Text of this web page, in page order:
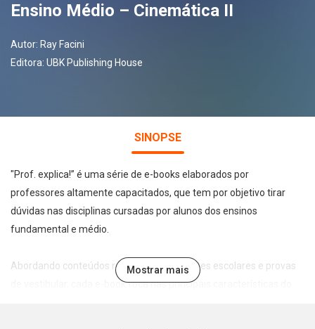
Ensino Médio – Cinemática II
Autor: Ray Facini
Editora: UBK Publishing House
SINOPSE
"Prof. explica!” é uma série de e-books elaborados por
professores altamente capacitados, que tem por objetivo tirar
dúvidas nas disciplinas cursadas por alunos dos ensinos
fundamental e médio.
Abordando conteúdos recorrentes em testes escolares e provas
de vestibular, cada e-book foca nas principais características do
Mostrar mais